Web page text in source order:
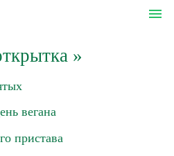
menu
»
вегана
пристава